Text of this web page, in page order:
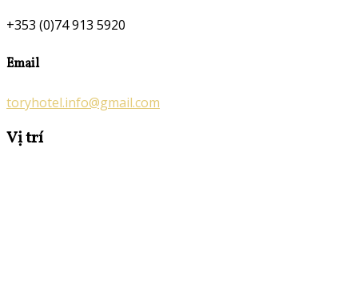
+353 (0)74 913 5920
Email
toryhotel.info@gmail.com
Vị trí